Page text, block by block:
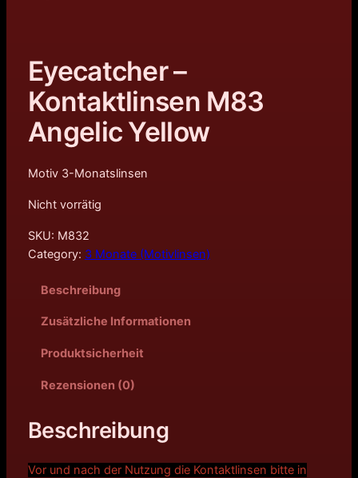
Eyecatcher –
Kontaktlinsen M83
Angelic Yellow
Motiv 3-Monatslinsen
Nicht vorrätig
SKU: M832
Category: 3 Monate (Motivlinsen)
Beschreibung
Zusätzliche Informationen
Produktsicherheit
Rezensionen (0)
Beschreibung
Vor und nach der Nutzung die Kontaktlinsen bitte in